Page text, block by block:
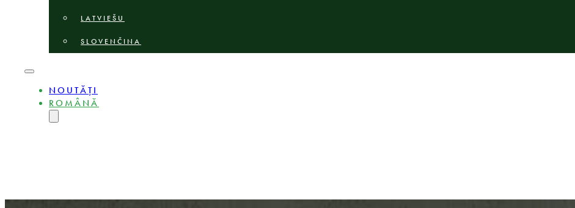
LATVIEŠU
SLOVENČINA
NOUTĂȚI
ROMÂNĂ